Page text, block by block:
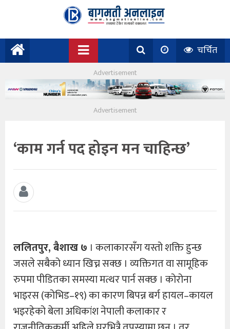
चर्चित
‘काम गर्न पद होइन मन चाहिन्छ’
ललितपुर, बैशाख ७ । कलाकारसँग यस्तो शक्ति हुन्छ
जसले सबैको ध्यान खिच्न सक्छ । व्यक्तिगत वा सामूहिक
रुपमा पीडितका समस्या मत्थर पार्न सक्छ । कोरोना
भाइरस (कोभिड–१९) का कारण बिपन्न बर्ग हायल–कायल
भइरहेको बेला अधिकांश नेपाली कलाकार र